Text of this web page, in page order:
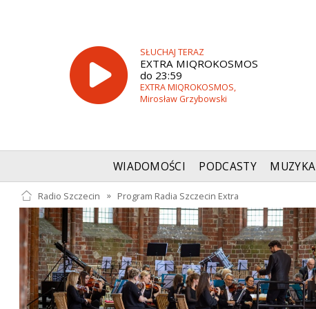
SŁUCHAJ TERAZ
EXTRA MIQROKOSMOS
do 23:59
EXTRA MIQROKOSMOS,
Mirosław Grzybowski
WIADOMOŚCI PODCASTY MUZYKA
Radio Szczecin » Program Radia Szczecin Extra